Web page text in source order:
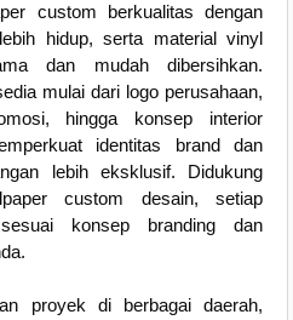
custom berkualitas dengan
hidup, serta material vinyl
dan mudah dibersihkan.
mulai dari logo perusahaan,
hingga konsep interior
identitas brand dan
lebih eksklusif. Didukung
custom desain, setiap
konsep branding dan
proyek di berbagai daerah,